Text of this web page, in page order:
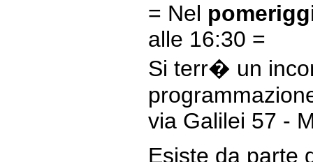
= Nel
alle 16:30 =
Si terr� un
via Galilei 57 -
Esiste da parte